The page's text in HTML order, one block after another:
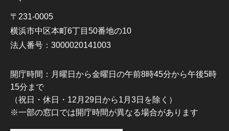
〒231-0005
横浜市中区本町6丁目50番地の10
法人番号：3000020141003
開庁時間：月曜日から金曜日の午前8時45分から午後5時
15分まで
（祝日・休日・12月29日から1月3日を除く）
※一部の窓口では開庁時間が異なる場合があります